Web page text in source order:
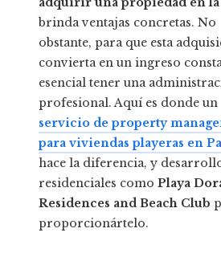
brinda ventajas concretas. No
obstante, para que esta
convierta en un ingreso
esencial tener una
profesional. Aquí es donde un
servicio de property
para viviendas playeras en
hace la diferencia, y
residenciales como Playa
Residences and Beach Club
proporcionártelo.